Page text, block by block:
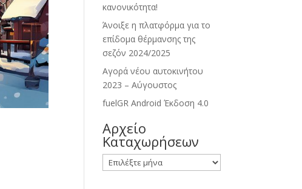
κανονικότητα!
Άνοιξε η πλατφόρμα για το
επίδομα θέρμανσης της
σεζόν 2024/2025
Αγορά νέου αυτοκινήτου
2023 – Αύγουστος
fuelGR Android Έκδοση 4.0
Αρχείο
Καταχωρήσεων
Αρχείο
Καταχωρήσεων